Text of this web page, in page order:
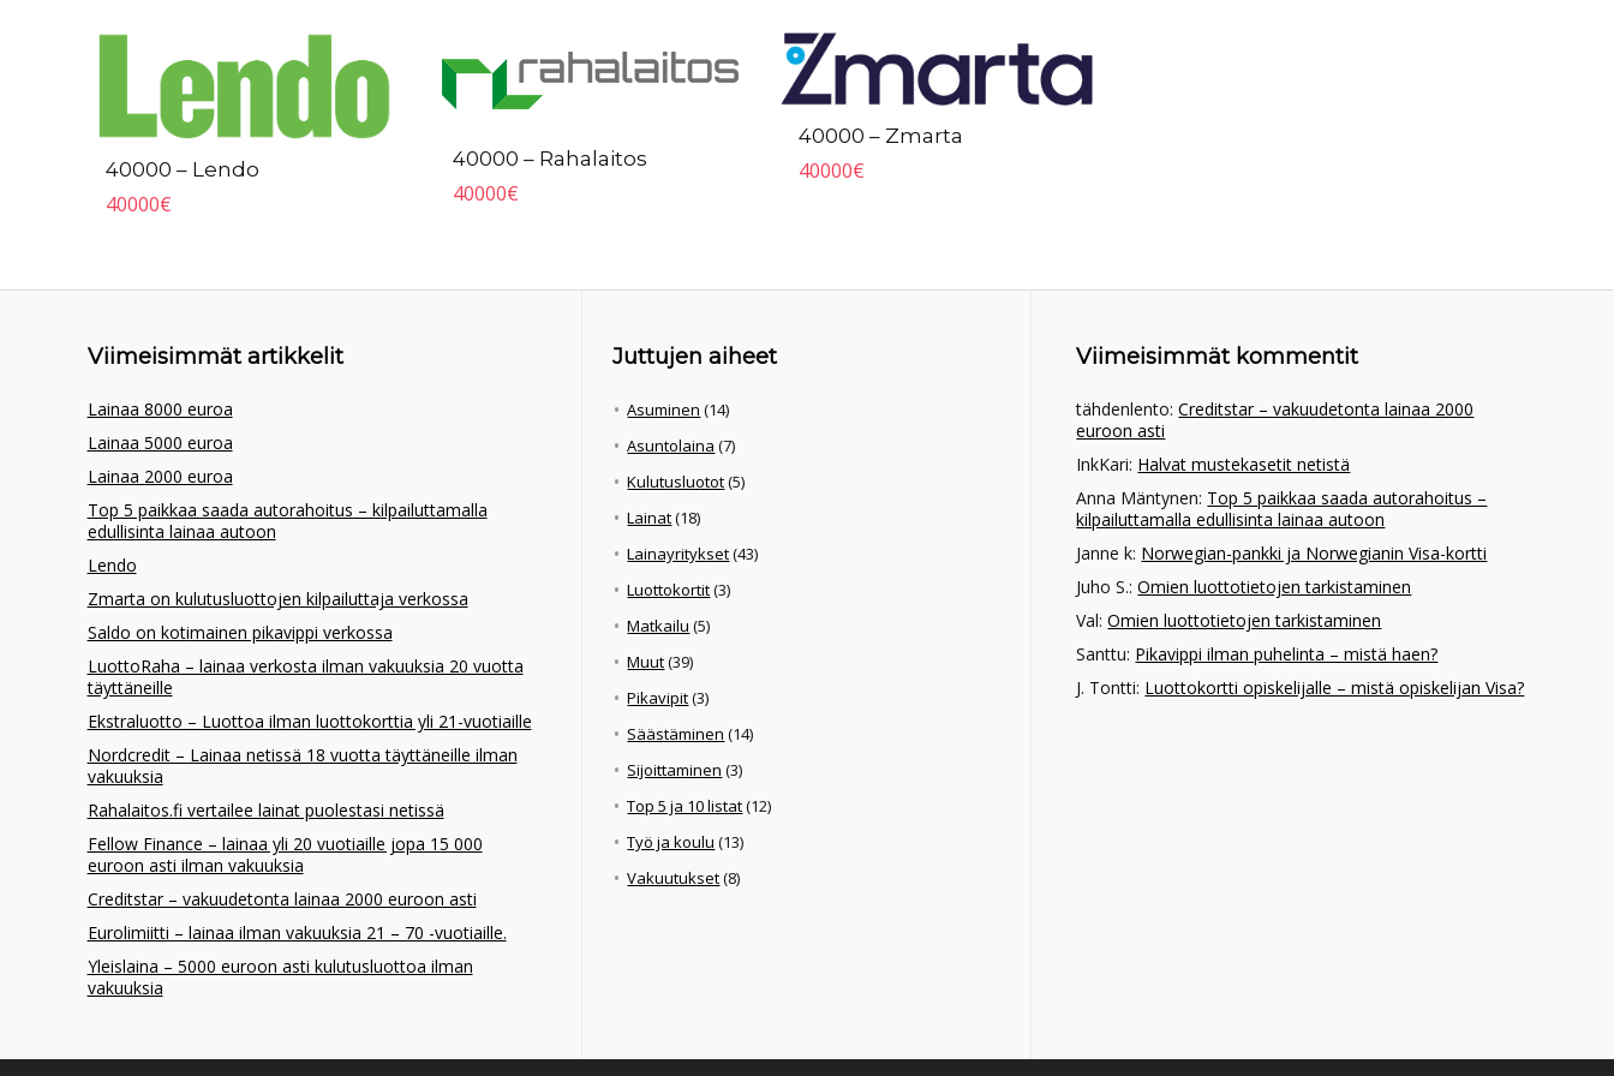
40000 – Lendo
40000€
40000 – Rahalaitos
40000€
40000 – Zmarta
40000€
Viimeisimmät artikkelit
Lainaa 8000 euroa
Lainaa 5000 euroa
Lainaa 2000 euroa
Top 5 paikkaa saada autorahoitus – kilpailuttamalla
edullisinta lainaa autoon
Lendo
Zmarta on kulutusluottojen kilpailuttaja verkossa
Saldo on kotimainen pikavippi verkossa
LuottoRaha – lainaa verkosta ilman vakuuksia 20 vuotta
täyttäneille
Ekstraluotto – Luottoa ilman luottokorttia yli 21-vuotiaille
Nordcredit – Lainaa netissä 18 vuotta täyttäneille ilman
vakuuksia
Rahalaitos.fi vertailee lainat puolestasi netissä
Fellow Finance – lainaa yli 20 vuotiaille jopa 15 000
euroon asti ilman vakuuksia
Creditstar – vakuudetonta lainaa 2000 euroon asti
Eurolimiitti – lainaa ilman vakuuksia 21 – 70 -vuotiaille.
Yleislaina – 5000 euroon asti kulutusluottoa ilman
vakuuksia
Juttujen aiheet
Asuminen (14)
Asuntolaina (7)
Kulutusluotot(5)
Lainat(18)
Lainayritykset(43)
Luottokortit(3)
Matkailu (5)
Muut(39)
Pikavipit(3)
Säästäminen (14)
Sijoittaminen (3)
Top 5 ja 10 listat(12)
Työ ja koulu (13)
Vakuutukset(8)
Viimeisimmät kommentit
tähdenlento:Creditstar – vakuudetonta lainaa 2000
euroon asti
InkKari: Halvat mustekasetit netistä
Anna Mäntynen: Top 5 paikkaa saada autorahoitus –
kilpailuttamalla edullisinta lainaa autoon
Janne k: Norwegian-pankki ja Norwegianin Visa-kortti
Juho S.:Omien luottotietojen tarkistaminen
Val:Omien luottotietojen tarkistaminen
Santtu: Pikavippi ilman puhelinta – mistä haen?
J. Tontti: Luottokortti opiskelijalle – mistä opiskelijan Visa?